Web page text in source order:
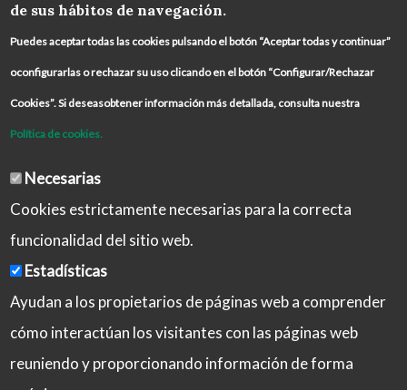
de sus hábitos de navegación.
Puedes aceptar todas las cookies pulsando el botón “Aceptar todas y continuar”
oconfigurarlas o rechazar su uso clicando en el botón “Configurar/Rechazar
Cookies”. Si deseasobtener información más detallada, consulta nuestra
Política de cookies.
Necesarias
Cookies estrictamente necesarias para la correcta
funcionalidad del sitio web.
Estadísticas
Ayudan a los propietarios de páginas web a comprender
cómo interactúan los visitantes con las páginas web
reuniendo y proporcionando información de forma